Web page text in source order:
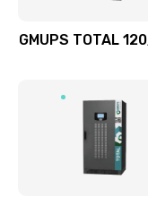
GMUPS TOTAL